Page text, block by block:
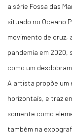
a série Fossa das
situado no Oceano
movimento de cruz,
pandemia em 2020,
como um
A artista propõe
horizontais, e traz
somente como
também na